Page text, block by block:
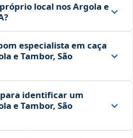
local nos Argola e
especialista em caça
e Tambor, São
identificar um
e Tambor, São